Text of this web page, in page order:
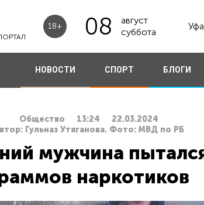
18+ 08
август
суббота
Уфа
НОВОСТИ СПОРТ БЛОГИ
Общество 13:24
22.03.2024
Гульназ Утяганова. Фото: МВД по РБ
мужчина
наркотиков